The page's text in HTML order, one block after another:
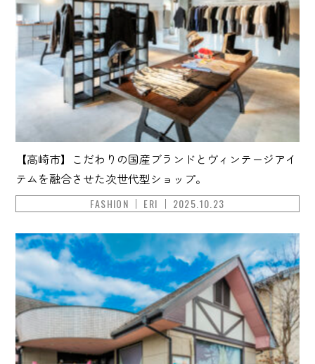
【高崎市】こだわりの国産ブランドとヴィンテージアイ
テムを融合させた次世代型ショップ。
FASHION ERI 2025.10.23